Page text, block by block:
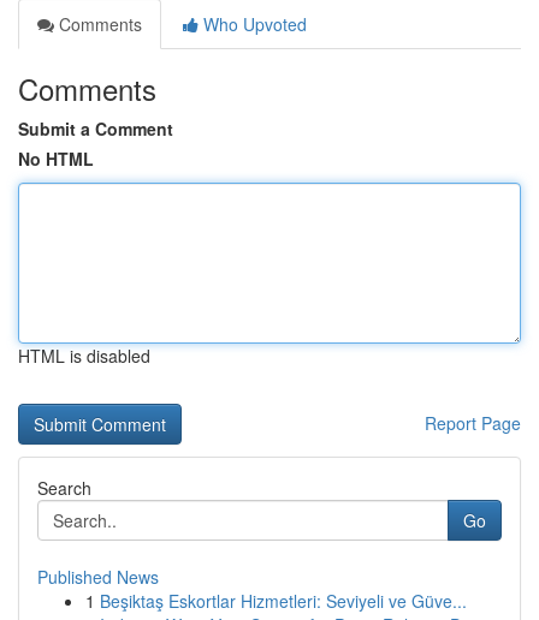
Comments
Who Upvoted
Comments
Submit a Comment
No HTML
HTML is disabled
Report Page
Search
Go
Published News
1 Beşiktaş Eskortlar Hizmetleri: Seviyeli ve Güve...